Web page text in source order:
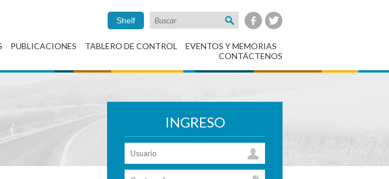
Shelf
PUBLICACIONES TABLERO DE CONTROL
EVENTOS Y MEMORIAS
CONTÁCTENOS
INGRESO